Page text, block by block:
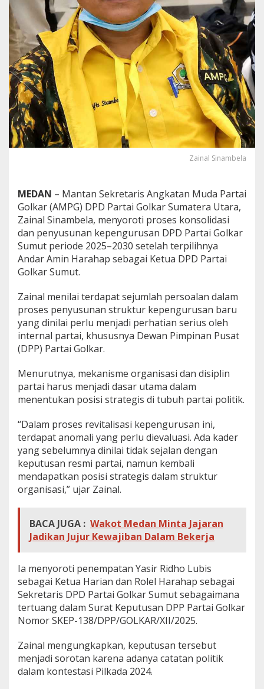
k
a
S
u
m
t
Z
n
o
l
e
l
d
a
n
d
o
D
a
p
T
e
m
a
t
P
e
r
u
n
g
a
Zainal Sinambela
MEDAN – Mantan Sekretaris Angkatan Muda Partai
Golkar (AMPG) DPD Partai Golkar Sumatera Utara,
Zainal Sinambela, menyoroti proses konsolidasi
dan penyusunan kepengurusan DPD Partai Golkar
Sumut periode 2025–2030 setelah terpilihnya
Andar Amin Harahap sebagai Ketua DPD Partai
Golkar Sumut.
Zainal menilai terdapat sejumlah persoalan dalam
proses penyusunan struktur kepengurusan baru
yang dinilai perlu menjadi perhatian serius oleh
internal partai, khususnya Dewan Pimpinan Pusat
(DPP) Partai Golkar.
Menurutnya, mekanisme organisasi dan disiplin
partai harus menjadi dasar utama dalam
menentukan posisi strategis di tubuh partai politik.
“Dalam proses revitalisasi kepengurusan ini,
terdapat anomali yang perlu dievaluasi. Ada kader
yang sebelumnya dinilai tidak sejalan dengan
keputusan resmi partai, namun kembali
mendapatkan posisi strategis dalam struktur
organisasi,” ujar Zainal.
BACA JUGA : Wakot Medan Minta Jajaran
Jadikan Jujur Kewajiban Dalam Bekerja
Ia menyoroti penempatan Yasir Ridho Lubis
sebagai Ketua Harian dan Rolel Harahap sebagai
Sekretaris DPD Partai Golkar Sumut sebagaimana
tertuang dalam Surat Keputusan DPP Partai Golkar
Nomor SKEP-138/DPP/GOLKAR/XII/2025.
Zainal mengungkapkan, keputusan tersebut
menjadi sorotan karena adanya catatan politik
dalam kontestasi Pilkada 2024.